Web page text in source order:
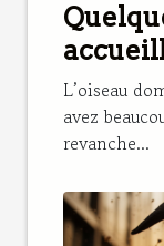
L’oiseau
avez
revanche...